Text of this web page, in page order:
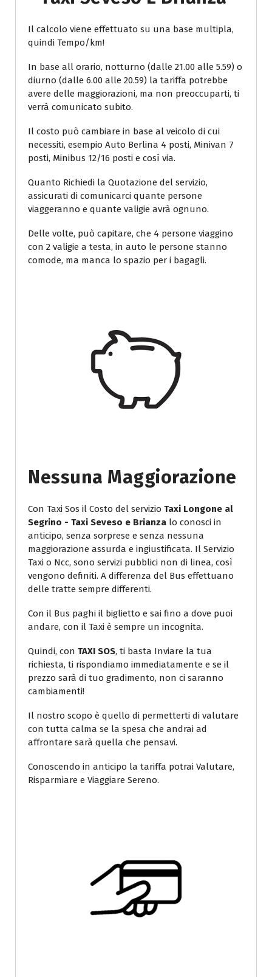
Il calcolo viene effettuato su una base multipla,
quindi Tempo/km!
In base all orario, notturno (dalle 21.00 alle 5.59) o
diurno (dalle 6.00 alle 20.59) la tariffa potrebbe
avere delle maggiorazioni, ma non preoccuparti, ti
verrà comunicato subito.
Il costo può cambiare in base al veicolo di cui
necessiti, esempio Auto Berlina 4 posti, Minivan 7
posti, Minibus 12/16 posti e così via.
Quanto Richiedi la Quotazione del servizio,
assicurati di comunicarci quante persone
viaggeranno e quante valigie avrà ognuno.
Delle volte, può capitare, che 4 persone viaggino
con 2 valigie a testa, in auto le persone stanno
comode, ma manca lo spazio per i bagagli.
Nessuna Maggiorazione
Con Taxi Sos il Costo del servizio Taxi Longone al
Segrino - Taxi Seveso e Brianza lo conosci in
anticipo, senza sorprese e senza nessuna
maggiorazione assurda e ingiustificata. Il Servizio
Taxi o Ncc, sono servizi pubblici non di linea, così
vengono definiti. A differenza del Bus effettuano
delle tratte sempre differenti.
Con il Bus paghi il biglietto e sai fino a dove puoi
andare, con il Taxi è sempre un incognita.
Quindi, con TAXI SOS, ti basta Inviare la tua
richiesta, ti rispondiamo immediatamente e se il
prezzo sarà di tuo gradimento, non ci saranno
cambiamenti!
Il nostro scopo è quello di permetterti di valutare
con tutta calma se la spesa che andrai ad
affrontare sarà quella che pensavi.
Conoscendo in anticipo la tariffa potrai Valutare,
Risparmiare e Viaggiare Sereno.